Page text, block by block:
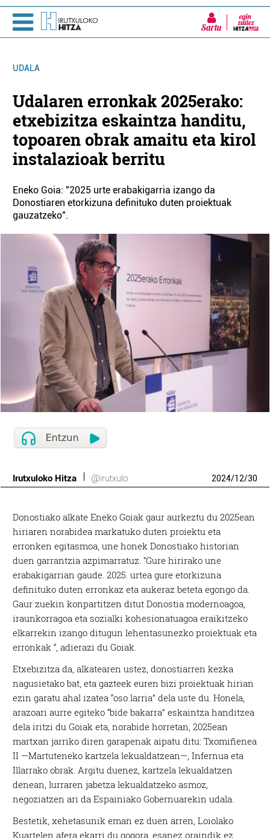
Sartu
UDALA
Udalaren erronkak 2025erako:
etxebizitza eskaintza handitu,
topoaren obrak amaitu eta kirol
instalazioak berritu
Eneko Goia: "2025 urte erabakigarria izango da
Donostiaren etorkizuna definituko duten proiektuak
gauzatzeko".
Irutxuloko Hitza @irutxulo 2024/12/30
Donostiako alkate Eneko Goiak gaur aurkeztu du 2025ean
hiriaren norabidea markatuko duten proiektu eta
erronken egitasmoa, une honek Donostiako historian
duen garrantzia azpimarratuz. “Gure hirirako une
erabakigarrian gaude. 2025. urtea gure etorkizuna
definituko duten erronkaz eta aukeraz beteta egongo da.
Gaur zuekin konpartitzen ditut Donostia modernoagoa,
iraunkorragoa eta sozialki kohesionatuagoa eraikitzeko
elkarrekin izango ditugun lehentasunezko proiektuak eta
erronkak “, adierazi du Goiak.
Etxebizitza da, alkatearen ustez, donostiarren kezka
nagusietako bat, eta gazteek euren bizi proiektuak hirian
ezin garatu ahal izatea “oso larria” dela uste du. Honela,
arazoari aurre egiteko “bide bakarra” eskaintza handitzea
dela iritzi du Goiak eta, norabide horretan, 2025ean
martxan jarriko diren garapenak aipatu ditu: Txomiñenea
II —Martuteneko kartzela lekualdatzean—, Infernua eta
Illarrako obrak. Argitu duenez, kartzela lekualdatzen
denean, lurraren jabetza lekualdatzeko asmoz,
negoziatzen ari da Espainiako Gobernuarekin udala.
Bestetik, xehetasunik eman ez duen arren, Loiolako
Kuartelen afera ekarri du gogora, esanez oraindik ez